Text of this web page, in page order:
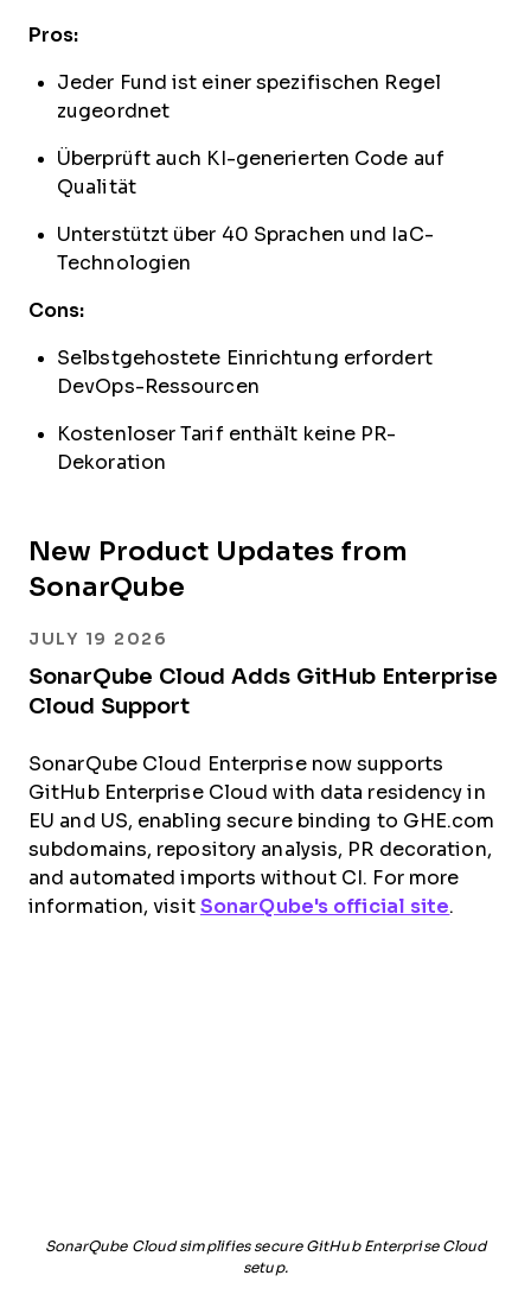
Pros:
Jeder Fund ist einer spezifischen Regel
zugeordnet
Überprüft auch KI-generierten Code auf
Qualität
Unterstützt über 40 Sprachen und IaC-
Technologien
Cons:
Selbstgehostete Einrichtung erfordert
DevOps-Ressourcen
Kostenloser Tarif enthält keine PR-
Dekoration
New Product Updates from
SonarQube
SonarQube Cloud simplifies secure GitHub Enterprise Cloud
setup.
JULY 19 2026
SonarQube Cloud Adds GitHub Enterprise
Cloud Support
SonarQube Cloud Enterprise now supports
GitHub Enterprise Cloud with data residency in
EU and US, enabling secure binding to GHE.com
subdomains, repository analysis, PR decoration,
and automated imports without CI. For more
information, visit SonarQube's official site.